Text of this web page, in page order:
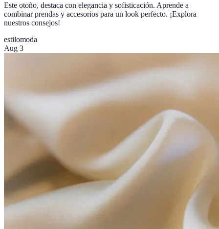
Este otoño, destaca con elegancia y sofisticación. Aprende a
combinar prendas y accesorios para un look perfecto. ¡Explora
nuestros consejos!
estilomoda
Aug 3